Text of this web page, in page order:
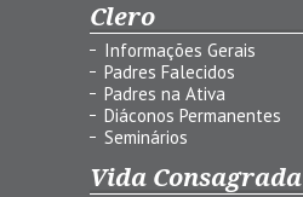
Clero
Informações Gerais
Padres Falecidos
Padres na Ativa
Diáconos Permanentes
Seminários
Vida Consagrada